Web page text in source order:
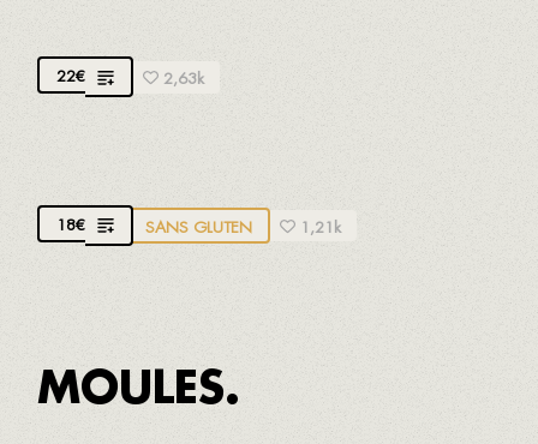
22€ 2,63k
ESCARGOTS DE MER
18€ SANS GLUTEN 1,21k
MOULES.